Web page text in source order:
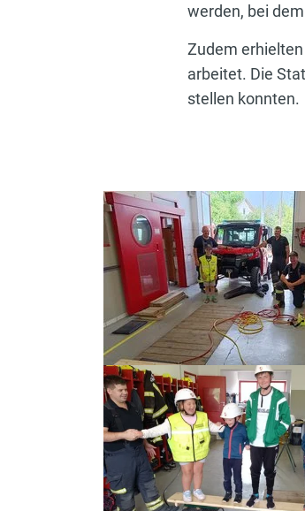
werden, bei
Zudem
arbeitet. Die
stellen konnten.